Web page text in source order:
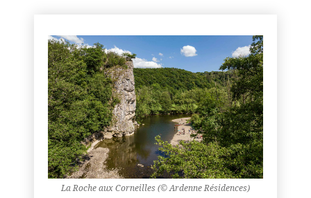
La Roche aux Corneilles (© Ardenne Résidences)